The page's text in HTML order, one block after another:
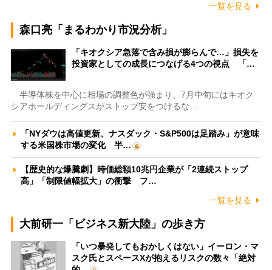
一覧を見る
森口亮「まるわかり市況分析」
「キオクシア急落で含み損が膨らんで…」損失を
投資家としての成長につなげる4つの視点 「…
半導体株を中心に相場の調整色が強まり、7月中旬にはキオク
シアホールディングスがストップ安をつけるな…
「NYダウは高値更新、ナスダック・S&P500は足踏み」が意味
する米国株市場の変化 半…
【歴史的な爆騰劇】時価総額10兆円企業が「2連続ストップ
高」「制限値幅拡大」の衝撃 フ…
一覧を見る
大前研一「ビジネス新大陸」の歩き方
「いつ暴発してもおかしくはない」イーロン・マ
スク氏とスペースXが抱えるリスクの数々「絶対